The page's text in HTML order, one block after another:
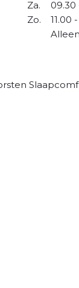
Za.
Zo.
09.30
11.00